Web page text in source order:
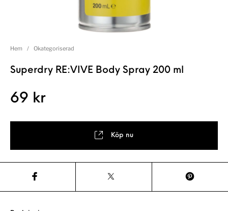
Hem / Okategoriserad
Superdry RE:VIVE Body Spray 200 ml
69 kr
Köp nu